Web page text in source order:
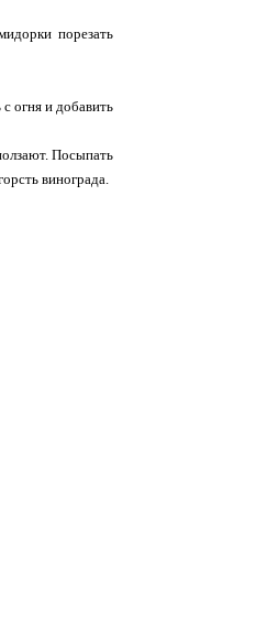
порезать
огня и добавить
Посыпать
винограда.